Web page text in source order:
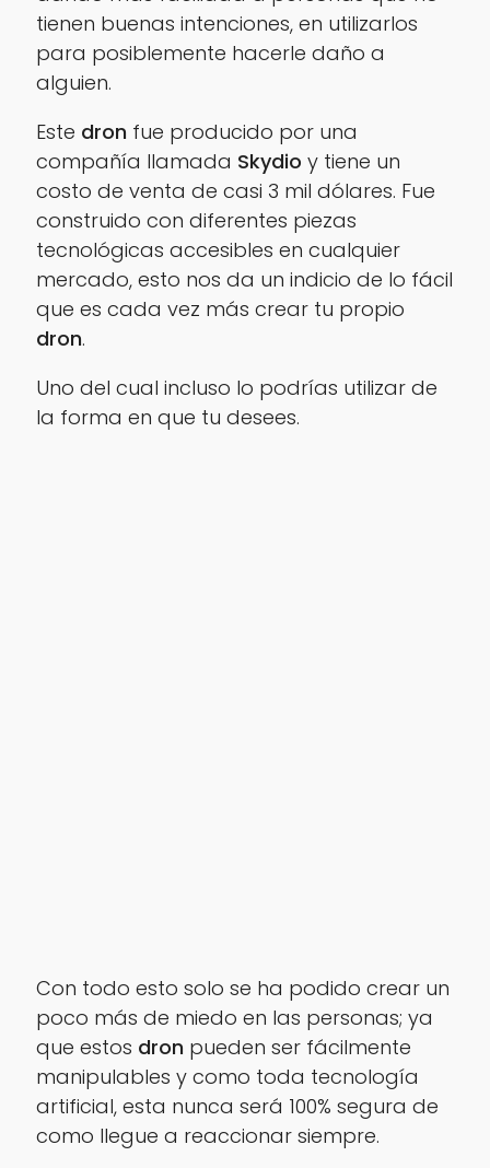
tienen buenas intenciones, en utilizarlos
para posiblemente hacerle daño a
alguien.
Este dron fue producido por una
compañía llamada Skydio y tiene un
costo de venta de casi 3 mil dólares. Fue
construido con diferentes piezas
tecnológicas accesibles en cualquier
mercado, esto nos da un indicio de lo fácil
que es cada vez más crear tu propio
dron.
Uno del cual incluso lo podrías utilizar de
la forma en que tu desees.
Con todo esto solo se ha podido crear un
poco más de miedo en las personas; ya
que estos dron pueden ser fácilmente
manipulables y como toda tecnología
artificial, esta nunca será 100% segura de
como llegue a reaccionar siempre.